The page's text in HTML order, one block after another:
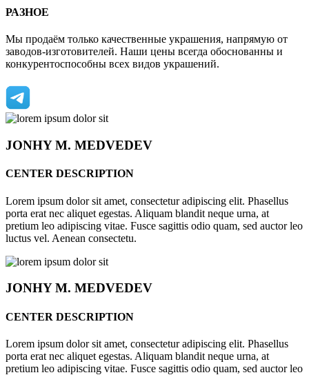
РАЗНОЕ
Мы продаём только качественные украшения, напрямую от
заводов-изготовителей. Наши цены всегда обоснованны и
конкурентоспособны всех видов украшений.
JONHYM. MEDVEDEV
CENTER DESCRIPTION
Lorem ipsum dolor sit amet, consectetur adipiscing elit. Phasellus
porta erat nec aliquet egestas. Aliquam blandit neque urna, at
pretium leo adipiscing vitae. Fusce sagittis odio quam, sed auctor leo
luctus vel. Aenean consectetu.
JONHYM. MEDVEDEV
CENTER DESCRIPTION
Lorem ipsum dolor sit amet, consectetur adipiscing elit. Phasellus
porta erat nec aliquet egestas. Aliquam blandit neque urna, at
pretium leo adipiscing vitae. Fusce sagittis odio quam, sed auctor leo